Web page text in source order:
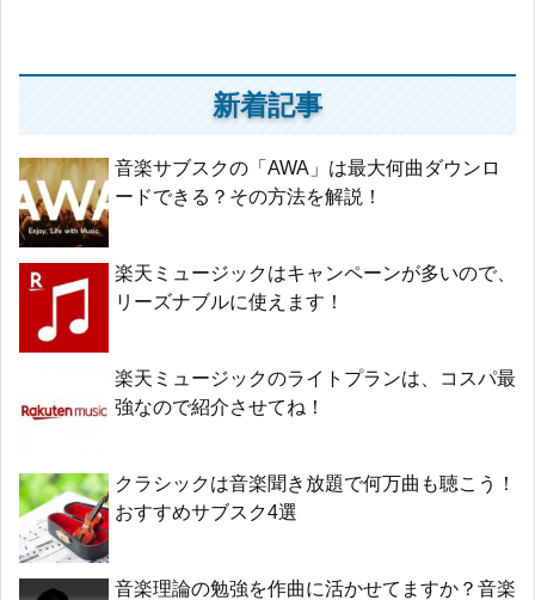
新着記事
音楽サブスクの「AWA」は最大何曲ダウンロ
ードできる？その方法を解説！
楽天ミュージックはキャンペーンが多いので、
リーズナブルに使えます！
楽天ミュージックのライトプランは、コスパ最
強なので紹介させてね！
クラシックは音楽聞き放題で何万曲も聴こう！
おすすめサブスク4選
音楽理論の勉強を作曲に活かせてますか？音楽